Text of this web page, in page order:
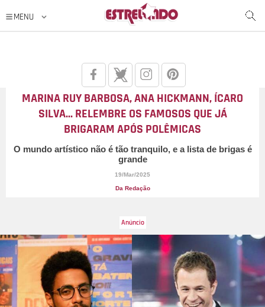
MARINA RUY BARBOSA, ANA HICKMANN, ÍCARO
SILVA... RELEMBRE OS FAMOSOS QUE JÁ
BRIGARAM APÓS POLÊMICAS
O mundo artístico não é tão tranquilo, e a lista de brigas é
grande
19/Mar/2025
Da Redação